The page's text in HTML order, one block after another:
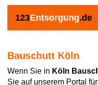
123Entsorgung.de
Bauschutt Köln
Wenn Sie in Köln
Sie auf unserem Portal